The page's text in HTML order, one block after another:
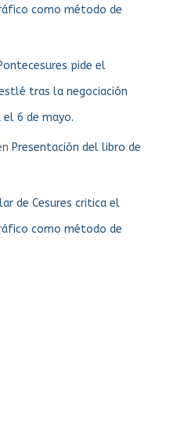
como método de
pide el
tras la negociación
el 6 de mayo.
Presentación del libro de
de Cesures critica el
como método de